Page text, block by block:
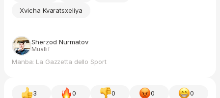
Xvicha Kvaratsxeliya
Sherzod Nurmatov
Muallif
Manba: La Gazzetta dello Sport
3 0 0 0 0